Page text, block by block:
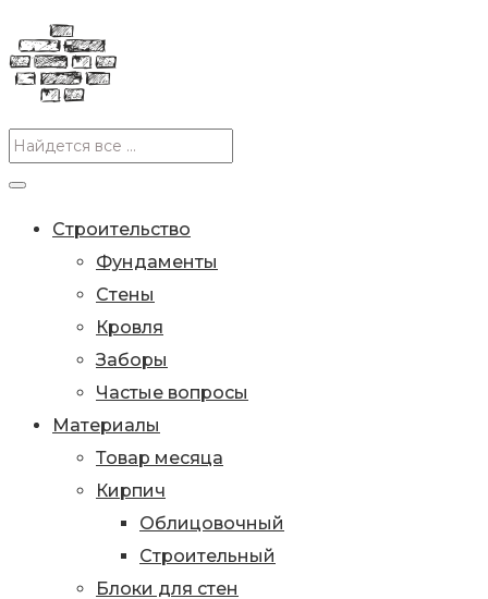
Строительство
Фундаменты
Стены
Кровля
Заборы
Частые вопросы
Материалы
Товар месяца
Кирпич
Облицовочный
Строительный
Блоки для стен